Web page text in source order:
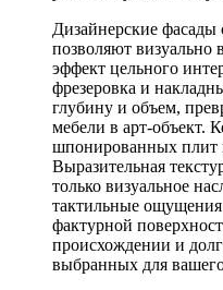
Дизайнерские фасады
позволяют визуально
эффект цельного
фрезеровка и
глубину и объем,
мебели в арт-объект.
шпонированных плит
Выразительная
только визуальное
тактильные
фактурной
происхождении и
выбранных для